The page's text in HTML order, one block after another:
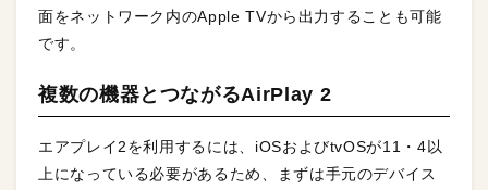
面をネットワーク内のApple TVから出力することも可能
です。
複数の機器とつながるAirPlay 2
エアプレイ2を利用するには、iOSおよびtvOSが11・4以
上になっている必要があるため、まずは手元のデバイス